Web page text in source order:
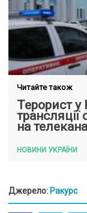
Читайте також
Терорист у
трансляції
на
НОВИНИ УКРАЇНИ
Джерело: Ракурс